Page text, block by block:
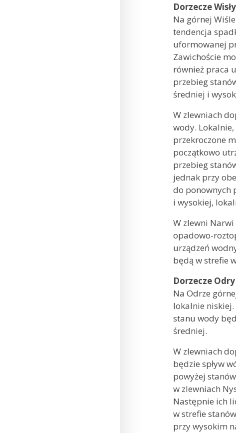
Dorzecze Wisły
Na górnej
tendencja
uformowanej
Zawichoście
również praca
przebieg
średniej i
W zlewniach
wody.
przekroczone
początkowo
przebieg
jednak przy
do ponownych
i wysokiej,
W zlewni
opadowo-
urządzeń
będą w strefie
Dorzecze Odry
Na Odrze
lokalnie niskiej.
stanu wody
średniej.
W zlewniach
będzie spływ
powyżej
w zlewniach
Następnie ich
w strefie
przy wysokim